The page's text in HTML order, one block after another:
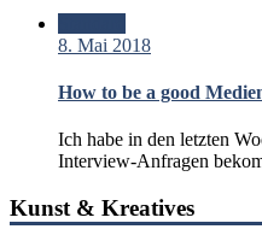
8. Mai 2018
How to be a good
Ich habe in den letzten
Interview-Anfragen
Kunst & Kreatives